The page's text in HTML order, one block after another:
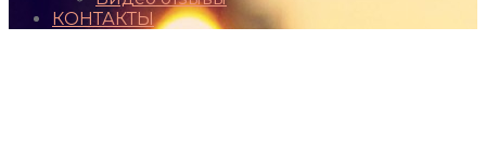
КОНТАКТЫ